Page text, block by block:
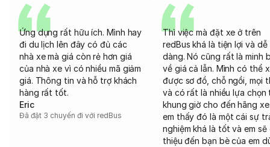
Ứng dụng rất hữu ích. Mình hay
đi du lịch lên đây có đủ các
nhà xe mà giá còn rẻ hơn giá
của nhà xe vì có nhiều mã giảm
giá. Thông tin và hỗ trợ khách
hàng rất tốt.
Eric
Đã đặt 3 chuyến đi với redBus
Thì việc mà đặt xe ở trên
redBus khá là tiện lợi và dễ
dàng. Nó cũng rất là minh
về giá cả lẫn. Mình có thể
được sơ đồ, chỗ ngồi, mọi
và có rất là nhiều lựa chọn
khung giờ cho đến hãng
em thấy đó là một cái sự
nghiệm khá là tốt và em sẽ
thiệu đến bạn bè của em